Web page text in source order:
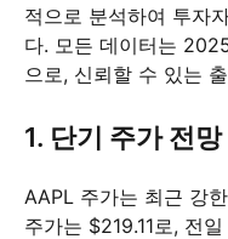
적으로 분석하여 투자
다. 모든 데이터는
으로, 신뢰할 수 있는
1. 단기 주가 전망
AAPL 주가는 최근 강
주가는 $219.11로, 전